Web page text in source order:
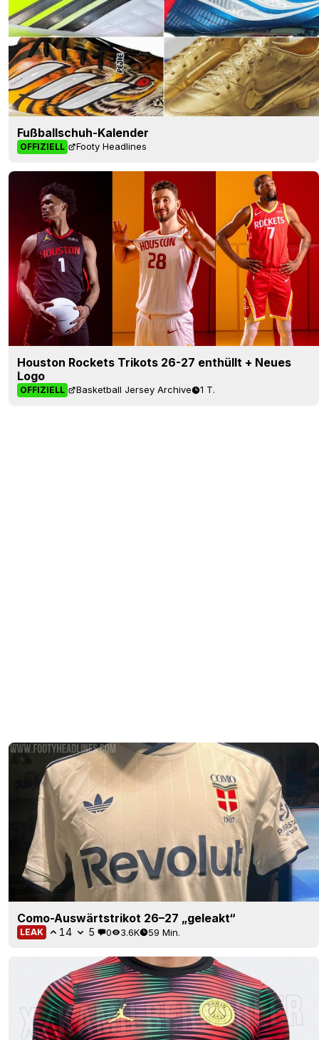
Fußballschuh-Kalender
OFFIZIELL Footy Headlines
Houston Rockets Trikots 26-27 enthüllt + Neues
Logo
OFFIZIELL Basketball Jersey Archive 1 T.
Como-Auswärtstrikot 26–27 „geleakt“
LEAK 14 5 0 3.6K 59 Min.